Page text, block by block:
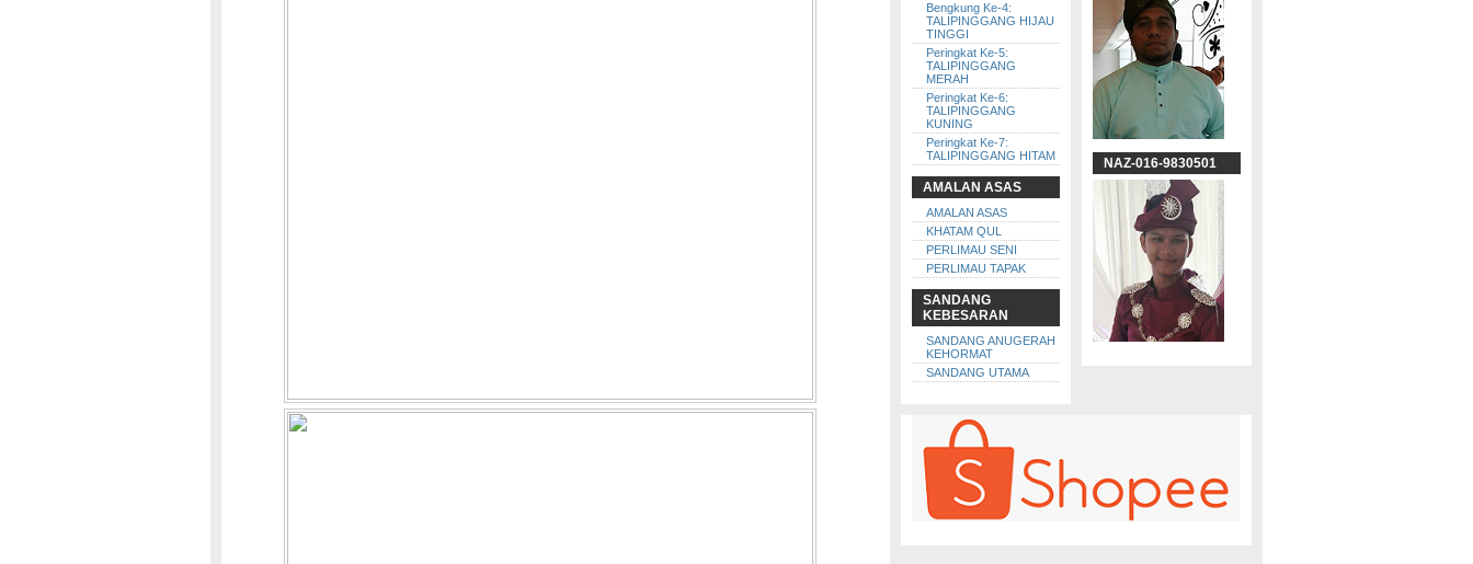
Bengkung Ke-4:
TALIPINGGANG HIJAU
TINGGI
Peringkat Ke-5:
TALIPINGGANG
MERAH
Peringkat Ke-6:
TALIPINGGANG
KUNING
Peringkat Ke-7:
TALIPINGGANG HITAM
AMALAN ASAS
AMALAN ASAS
KHATAM QUL
PERLIMAU SENI
PERLIMAU TAPAK
SANDANG
KEBESARAN
SANDANG ANUGERAH
KEHORMAT
SANDANG UTAMA
NAZ-016-9830501